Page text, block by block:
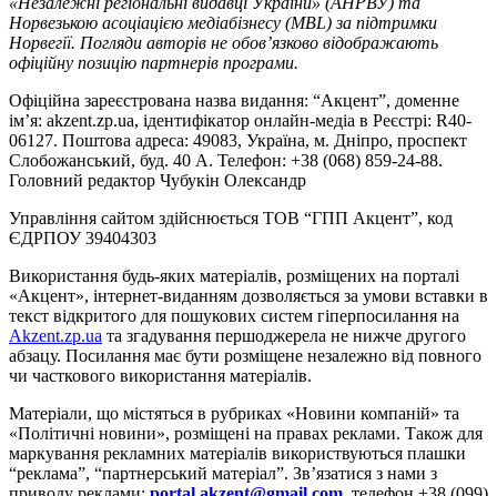
Норвезькою асоціацією медіабізнесу (MBL) за підтримки
Норвегії. Погляди авторів не обов’язково відображають
офіційну позицію партнерів програми.
Офіційна зареєстрована назва видання: “Акцент”, доменне
ім’я: akzent.zp.ua, ідентифікатор онлайн-медіа в Реєстрі: R40-
06127. Поштова адреса: 49083, Україна, м. Дніпро, проспект
Слобожанський, буд. 40 А. Телефон: +38 (068) 859-24-88.
Головний редактор Чубукін Олександр
Управління сайтом здійснюється ТОВ “ГПП Акцент”, код
ЄДРПОУ 39404303
Використання будь-яких матеріалів, розміщених на порталі
«Акцент», інтернет-виданням дозволяється за умови вставки в
текст відкритого для пошукових систем гіперпосилання на
Akzent.zp.ua та згадування першоджерела не нижче другого
абзацу. Посилання має бути розміщене незалежно від повного
чи часткового використання матеріалів.
Матеріали, що містяться в рубриках «Новини компаній» та
«Політичні новини», розміщені на правах реклами. Також для
маркування рекламних матеріалів використвуються плашки
“реклама”, “партнерський матеріал”. Зв’язатися з нами з